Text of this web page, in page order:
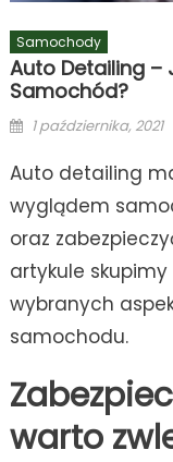
Samochody
Auto Detailing –
Samochód?
Posted
1 października, 2021
Auto detailing
wyglądem
oraz
artykule
wybranych
samochodu.
warto